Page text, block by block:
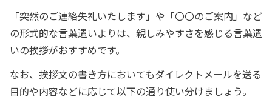
「突然のご連絡失礼いたします」や「〇〇のご案内」など
の形式的な言葉遣いよりは、親しみやすさを感じる言葉遣
いの挨拶がおすすめです。
なお、挨拶文の書き方においてもダイレクトメールを送る
目的や内容などに応じて以下の通り使い分けましょう。